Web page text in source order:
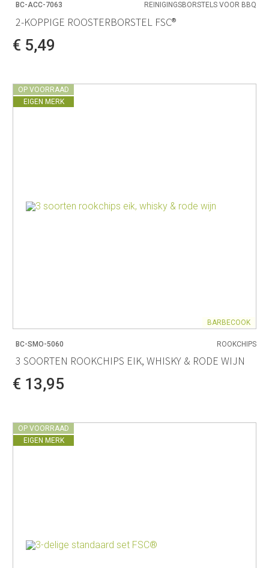
BC-ACC-7063 REINIGINGSBORSTELS VOOR BBQ
2-KOPPIGE ROOSTERBORSTEL FSC®
€ 5,49
OP VOORRAAD
EIGEN MERK
BARBECOOK
BC-SMO-5060 ROOKCHIPS
3 SOORTEN ROOKCHIPS EIK, WHISKY & RODE WIJN
€ 13,95
OP VOORRAAD
EIGEN MERK